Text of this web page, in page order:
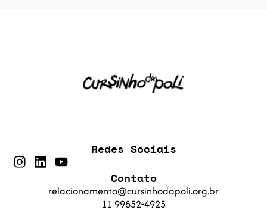
Contato
relacionamento@cursinhodapoli.org.br
11 99852-4925
Redes Sociais